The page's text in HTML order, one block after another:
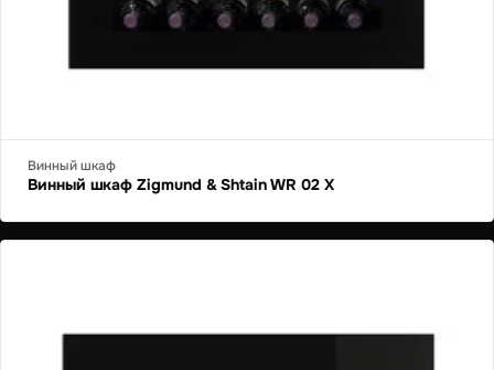
Винный шкаф
Винный шкаф Zigmund & Shtain WR 02 X